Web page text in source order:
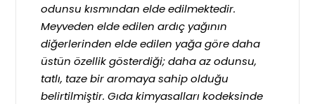
odunsu kısmından elde edilmektedir.
Meyveden elde edilen ardıç yağının
diğerlerinden elde edilen yağa göre daha
üstün özellik gösterdiği; daha az odunsu,
tatlı, taze bir aromaya sahip olduğu
belirtilmiştir. Gıda kimyasalları kodeksinde